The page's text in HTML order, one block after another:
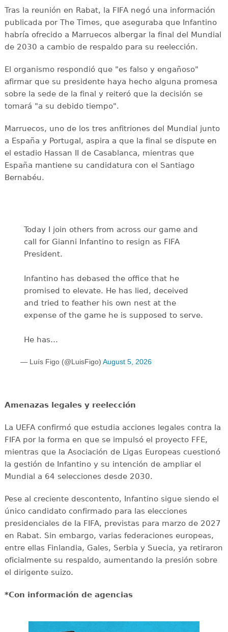
Tras la reunión en Rabat, la FIFA negó una información
publicada por The Times, que aseguraba que Infantino
habría ofrecido a Marruecos albergar la final del Mundial
de 2030 a cambio de respaldo para su reelección.
El organismo respondió que "es falso y engañoso"
afirmar que su presidente haya hecho alguna promesa
sobre la sede de la final y reiteró que la decisión se
tomará "a su debido tiempo".
Marruecos, uno de los tres anfitriones del Mundial junto
a España y Portugal, aspira a que la final se dispute en
el estadio Hassan II de Casablanca, mientras que
España mantiene su candidatura con el Santiago
Bernabéu.
Today I join others from across our game and
call for Gianni Infantino to resign as FIFA
President.
Infantino has debased the office that he
promised to elevate. He has lied, deceived
and tried to feather his own nest at the
expense of the game he is supposed to serve.
He has…
— Luís Figo (@LuisFigo) August 5, 2026
Amenazas legales y reelección
La UEFA confirmó que estudia acciones legales contra la
FIFA por la forma en que se impulsó el proyecto FFE,
mientras que la Asociación de Ligas Europeas cuestionó
la gestión de Infantino y su intención de ampliar el
Mundial a 64 selecciones desde 2030.
Pese al creciente descontento, Infantino sigue siendo el
único candidato confirmado para las elecciones
presidenciales de la FIFA, previstas para marzo de 2027
en Rabat. Sin embargo, varias federaciones europeas,
entre ellas Finlandia, Gales, Serbia y Suecia, ya retiraron
oficialmente su respaldo, aumentando la presión sobre
el dirigente suizo.
*Con información de agencias